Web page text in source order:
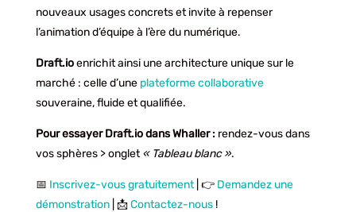
nouveaux usages concrets et invite à repenser
l’animation d’équipe à l’ère du numérique.
Draft.ioenrichit ainsi une architecture unique sur le
marché : celle d’une plateforme collaborative
souveraine, fluide et qualifiée.
Pour essayer Draft.io dans Whaller :rendez-vous dans
vos sphères > onglet« Tableau blanc ».
📅 Inscrivez-vous gratuitement| 👉 Demandez une
démonstration| 📩Contactez-nous!